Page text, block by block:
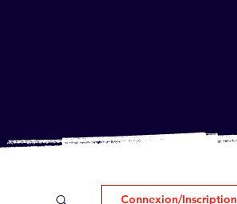
Connexion/Inscription